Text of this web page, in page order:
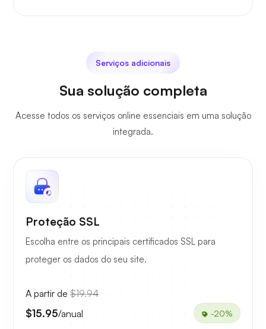
Serviços adicionais
Sua solução completa
Acesse todos os serviços online essenciais em uma solução
integrada.
Proteção SSL
Escolha entre os principais certificados SSL para
proteger os dados do seu site.
A partir de $19.94
$15.95/anual -20%